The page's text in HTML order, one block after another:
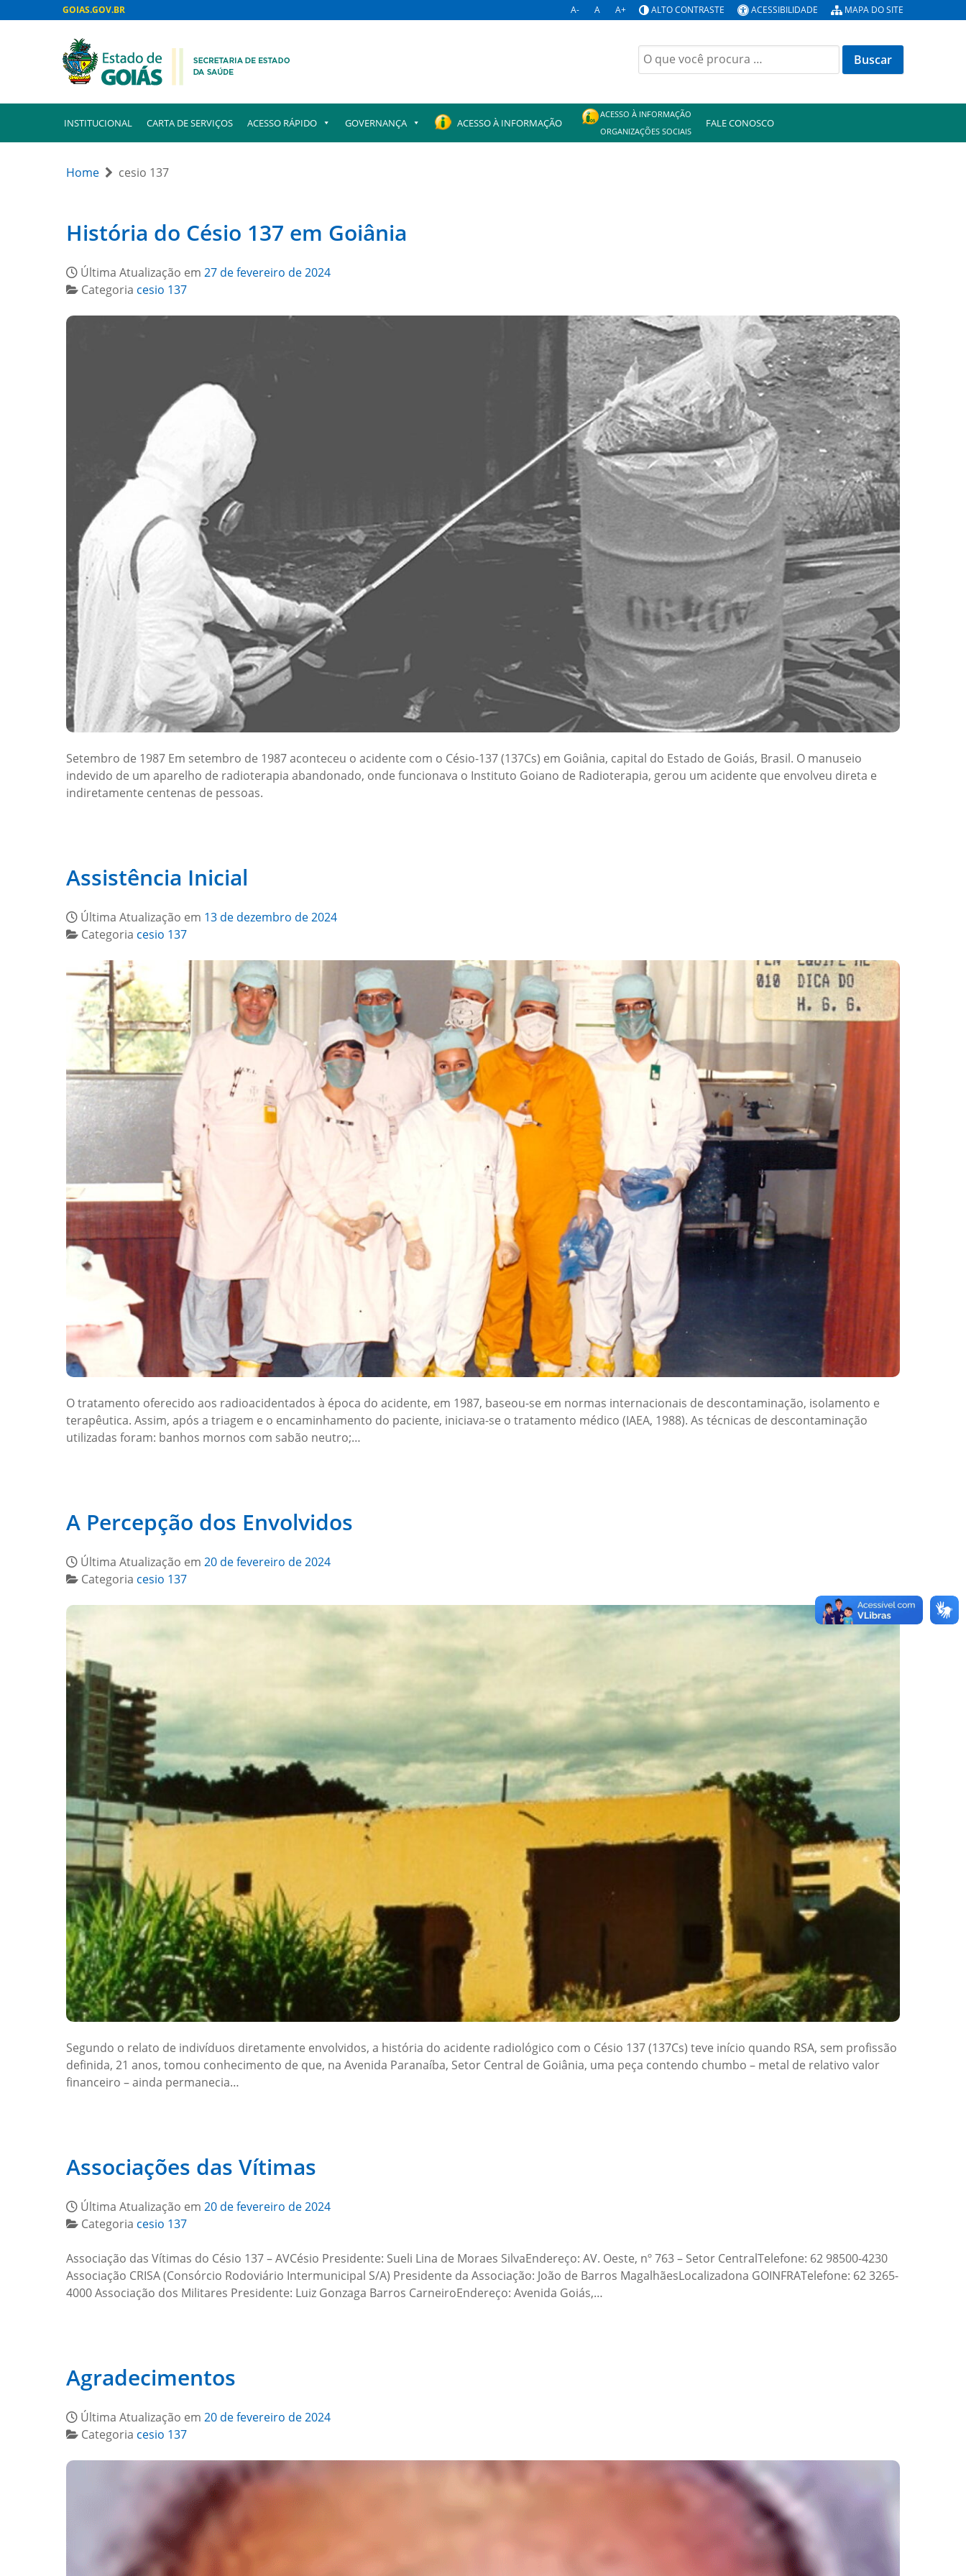
GOIAS.GOV.BR A- A A+ ALTO CONTRASTE ACESSIBILIDADE MAPA DO SITE
Buscar
por:
INSTITUCIONAL CARTA DE SERVIÇOS ACESSO RÁPIDO GOVERNANÇA ACESSO À INFORMAÇÃO
ACESSO À INFORMAÇÃO
ORGANIZAÇÕES SOCIAIS
FALE CONOSCO
Home cesio 137
História do Césio 137 em Goiânia
Última Atualização em 27 de fevereiro de 2024
Categoria cesio 137
Setembro de 1987 Em setembro de 1987 aconteceu o acidente com o Césio-137 (137Cs) em Goiânia, capital do Estado de Goiás, Brasil. O manuseio
indevido de um aparelho de radioterapia abandonado, onde funcionava o Instituto Goiano de Radioterapia, gerou um acidente que envolveu direta e
indiretamente centenas de pessoas.
Assistência Inicial
Última Atualização em 13 de dezembro de 2024
Categoria cesio 137
O tratamento oferecido aos radioacidentados à época do acidente, em 1987, baseou-se em normas internacionais de descontaminação, isolamento e
terapêutica. Assim, após a triagem e o encaminhamento do paciente, iniciava-se o tratamento médico (IAEA, 1988). As técnicas de descontaminação
utilizadas foram: banhos mornos com sabão neutro;…
A Percepção dos Envolvidos
Última Atualização em 20 de fevereiro de 2024
Categoria cesio 137
Segundo o relato de indivíduos diretamente envolvidos, a história do acidente radiológico com o Césio 137 (137Cs) teve início quando RSA, sem profissão
definida, 21 anos, tomou conhecimento de que, na Avenida Paranaíba, Setor Central de Goiânia, uma peça contendo chumbo – metal de relativo valor
financeiro – ainda permanecia…
Associações das Vítimas
Última Atualização em 20 de fevereiro de 2024
Categoria cesio 137
Associação das Vítimas do Césio 137 – AVCésio Presidente: Sueli Lina de Moraes SilvaEndereço: AV. Oeste, nº 763 – Setor CentralTelefone: 62 98500-4230
Associação CRISA (Consórcio Rodoviário Intermunicipal S/A) Presidente da Associação: João de Barros MagalhãesLocalizadona GOINFRATelefone: 62 3265-
4000 Associação dos Militares Presidente: Luiz Gonzaga Barros CarneiroEndereço: Avenida Goiás,…
Agradecimentos
Última Atualização em 20 de fevereiro de 2024
Categoria cesio 137